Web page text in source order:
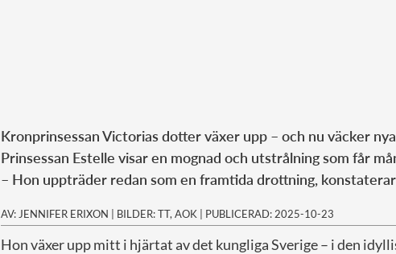
Kronprinsessan Victorias dotter växer upp – och nu väcker
Prinsessan Estelle visar en mognad och utstrålning som får
– Hon uppträder redan som en framtida drottning,
AV: JENNIFER ERIXON | BILDER: TT, AOK | PUBLICERAD: 2025-10-23
Hon växer upp mitt i hjärtat av det kungliga Sverige – i den